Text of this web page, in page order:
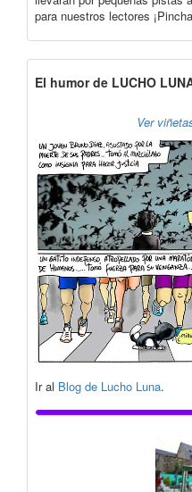
para nuestros lectores
El humor de LUCHO
Ver
Ir al Blog de Lucho Luna.